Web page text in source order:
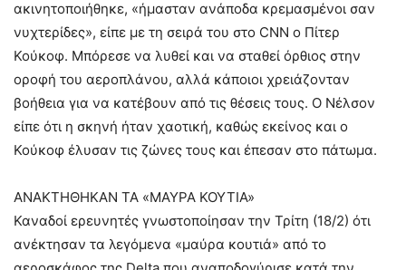
ακινητοποιήθηκε, «ήμασταν ανάποδα κρεμασμένοι σαν
νυχτερίδες», είπε με τη σειρά του στο CNN ο Πίτερ
Κούκοφ. Μπόρεσε να λυθεί και να σταθεί όρθιος στην
οροφή του αεροπλάνου, αλλά κάποιοι χρειάζονταν
βοήθεια για να κατέβουν από τις θέσεις τους. Ο Νέλσον
είπε ότι η σκηνή ήταν χαοτική, καθώς εκείνος και ο
Κούκοφ έλυσαν τις ζώνες τους και έπεσαν στο πάτωμα.
ΑΝΑΚΤΗΘΗΚΑΝ ΤΑ «ΜΑΥΡΑ ΚΟΥΤΙΑ»
Καναδοί ερευνητές γνωστοποίησαν την Τρίτη (18/2) ότι
ανέκτησαν τα λεγόμενα «μαύρα κουτιά» από το